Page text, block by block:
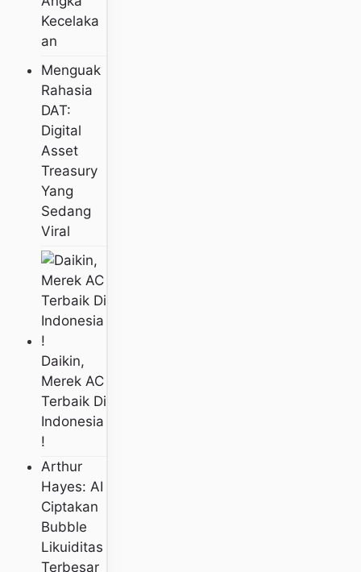
Kecelaka
An
Menguak
Rahasia
DAT:
Digital
Asset
Treasury
Yang
Sedang
Viral
Daikin,
Merek AC
Terbaik Di
Indonesia
!
Arthur
Hayes: AI
Ciptakan
Bubble
Likuiditas
Terbesar